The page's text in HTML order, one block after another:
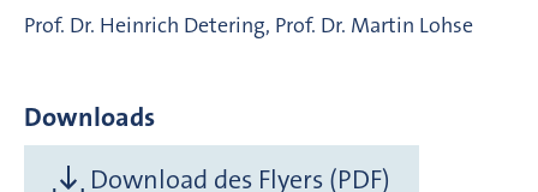
Prof. Dr. Heinrich Detering, Prof. Dr. Martin Lohse
Downloads
Download des Flyers (PDF)